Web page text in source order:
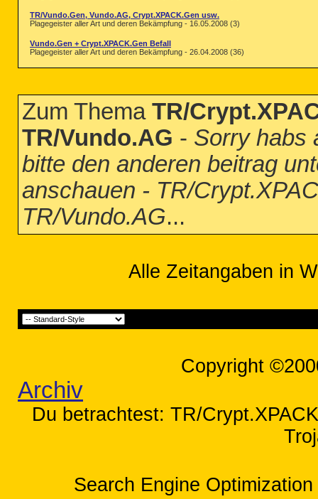
TR/Vundo.Gen, Vundo.AG, Crypt.XPACK.Gen usw.
Plagegeister aller Art und deren Bekämpfung - 16.05.2008 (3)
Vundo.Gen + Crypt.XPACK.Gen Befall
Plagegeister aller Art und deren Bekämpfung - 26.04.2008 (36)
Zum Thema TR/
TR/Vundo.AG - Sorry habs
bitte den anderen beitrag
anschauen - TR/
TR/Vundo.AG...
Alle Zeitangaben in
Copyright
Archiv
Du betrachtest: TR/
Search Engine